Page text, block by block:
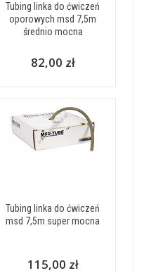
Tubing linka do ćwiczeń
oporowych msd 7,5m
średnio mocna
82,00 zł
Tubing linka do ćwiczeń
msd 7,5m super mocna
115,00 zł